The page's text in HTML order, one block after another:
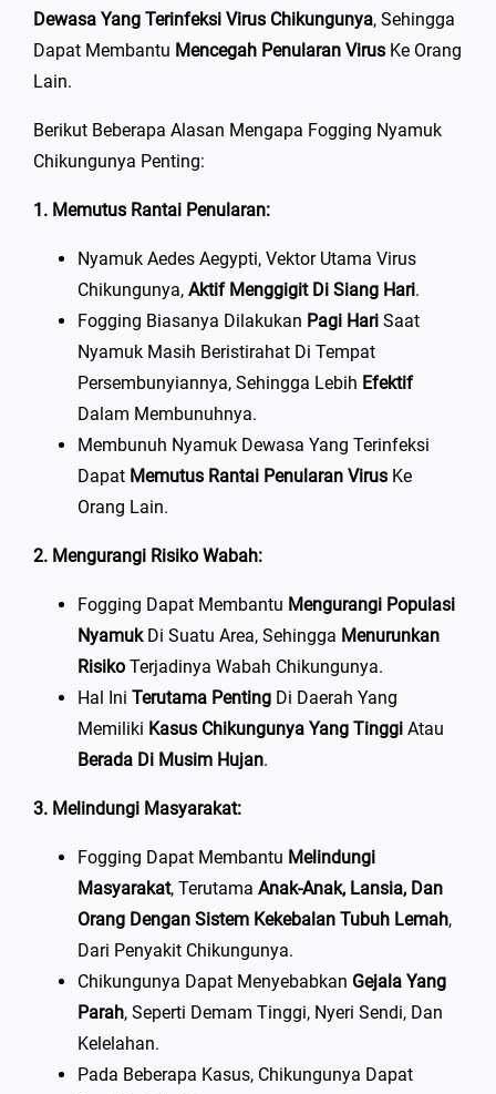
Dewasa Yang Terinfeksi Virus Chikungunya, Sehingga
Dapat Membantu Mencegah Penularan Virus Ke Orang
Lain.
Berikut Beberapa Alasan Mengapa Fogging Nyamuk
Chikungunya Penting:
1. Memutus Rantai Penularan:
Nyamuk Aedes Aegypti, Vektor Utama Virus
Chikungunya, Aktif Menggigit Di Siang Hari.
Fogging Biasanya Dilakukan Pagi Hari Saat
Nyamuk Masih Beristirahat Di Tempat
Persembunyiannya, Sehingga Lebih Efektif
Dalam Membunuhnya.
Membunuh Nyamuk Dewasa Yang Terinfeksi
Dapat Memutus Rantai Penularan Virus Ke
Orang Lain.
2. Mengurangi Risiko Wabah:
Fogging Dapat Membantu Mengurangi Populasi
NyamukDi Suatu Area, Sehingga Menurunkan
Risiko Terjadinya Wabah Chikungunya.
Hal Ini Terutama Penting Di Daerah Yang
Memiliki Kasus Chikungunya Yang Tinggi Atau
Berada Di Musim Hujan.
3. Melindungi Masyarakat:
Fogging Dapat Membantu Melindungi
Masyarakat, Terutama Anak-Anak, Lansia, Dan
Orang Dengan Sistem Kekebalan Tubuh Lemah,
Dari Penyakit Chikungunya.
Chikungunya Dapat Menyebabkan Gejala Yang
Parah, Seperti Demam Tinggi, Nyeri Sendi, Dan
Kelelahan.
Pada Beberapa Kasus, Chikungunya Dapat